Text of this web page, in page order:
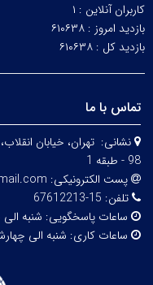
کاربران آنلاین : ۱
بازدید امروز : ۶۱۰۶۳۸
بازدید کل : ۶۱۰۶۳۸
تماس با ما
نشانی: تهران، خيابان
98 - طبقه 1
پست الکترونیکی:
تلفن: 15-67612213
ساعات پاسخگویی: شنبه الی
ساعات کاری: شنبه الی چهارشنبه ۸